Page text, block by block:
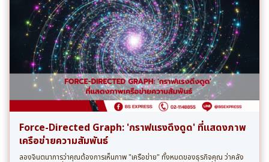
Force-Directed Graph: 'กราฟแรงดึงดูด' ที่แสดงภาพ
เครือข่ายความสัมพันธ์
ลองจินตนาการว่าคุณต้องการเห็นภาพ "เครือข่าย" ทั้งหมดของธุรกิจคุณ ว่าคลัง